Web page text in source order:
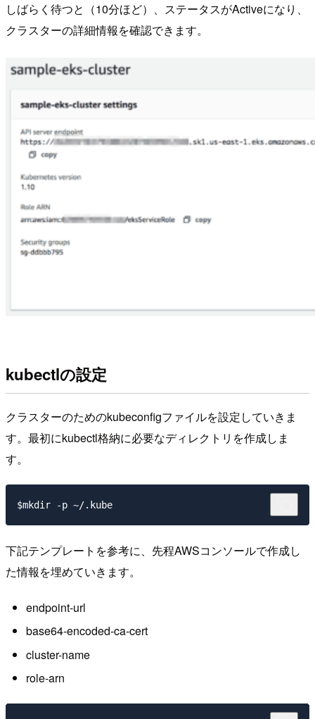
しばらく待つと（10分ほど）、ステータスがActiveになり、
クラスターの詳細情報を確認できます。
kubectlの設定
クラスターのためのkubeconfigファイルを設定していきま
す。最初にkubectl格納に必要なディレクトリを作成しま
す。
下記テンプレートを参考に、先程AWSコンソールで作成し
た情報を埋めていきます。
endpoint-url
base64-encoded-ca-cert
cluster-name
role-arn